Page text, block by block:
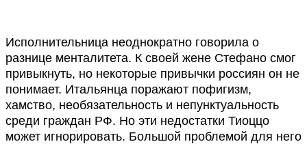
Исполнительница неоднократно говорила о
разнице менталитета. К своей жене Стефано смог
привыкнуть, но некоторые привычки россиян он не
понимает. Итальянца поражают пофигизм,
хамство, необязательность и непунктуальность
среди граждан РФ. Но эти недостатки Тиоццо
может игнорировать. Большой проблемой для него